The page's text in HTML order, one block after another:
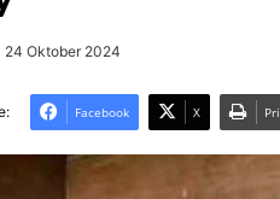
24 Oktober 2024
Facebook X